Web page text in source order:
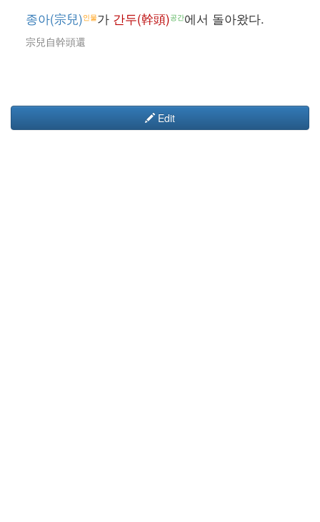
종아(宗兒)인물가 간두(幹頭)공간에서 돌아왔다.
宗兒自幹頭還
Edit